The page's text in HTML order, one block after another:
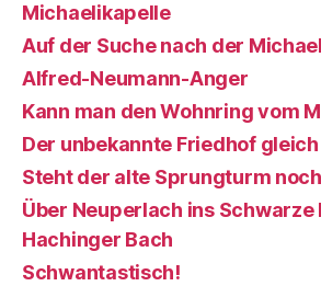
Michaelikapelle
Auf der Suche nach der
Alfred-Neumann-Anger
Kann man den Wohnring vom
Der unbekannte Friedhof
Steht der alte Sprungturm
Über Neuperlach ins Schwarze
Hachinger Bach
Schwantastisch!